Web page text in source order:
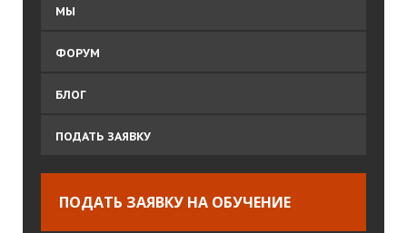
МЫ
ФОРУМ
БЛОГ
ПОДАТЬ ЗАЯВКУ
ПОДАТЬ ЗАЯВКУ НА ОБУЧЕНИЕ